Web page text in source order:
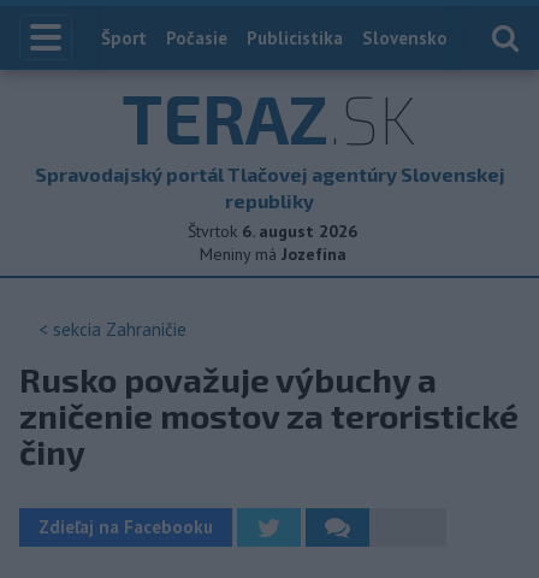
Index
Šport Počasie Publicistika Slovensko
TERAZ.SK
Spravodajský portál Tlačovej agentúry Slovenskej
republiky
Štvrtok 6. august 2026
Meniny má Jozefína
< sekcia Zahraničie
Rusko považuje výbuchy a
zničenie mostov za teroristické
činy
Zdieľaj na Facebooku